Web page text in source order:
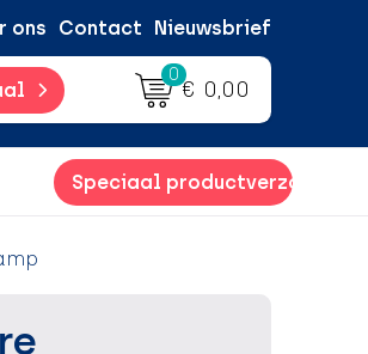
ons Contact Nieuwsbrief
0
€ 0,00
Speciaal productverzoek